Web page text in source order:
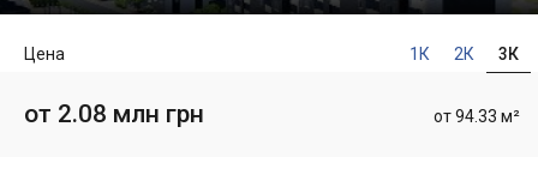
1К 2К 3К
Цена
от 94.33 м²
от 2.08 млн грн